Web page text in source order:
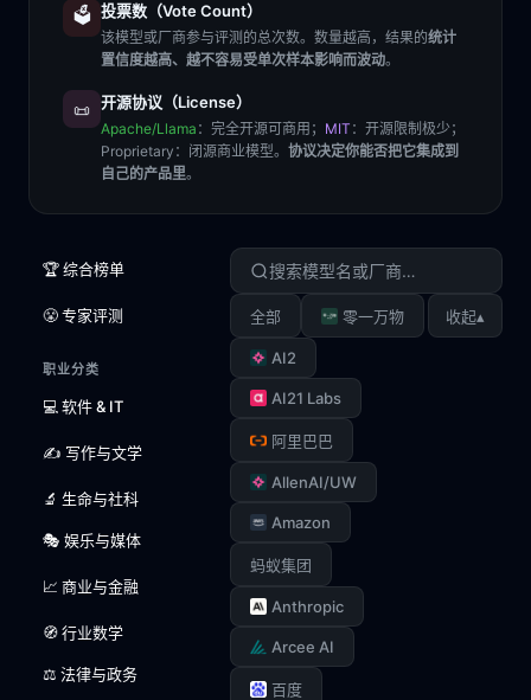
🗳️ 投票数（Vote Count）
该模型或厂商参与评测的总次数。数量越高，结果的统计
置信度越高、越不容易受单次样本影响而波动。
📜 开源协议（License）
Apache/Llama ：完全开源可商用； MIT ：开源限制极少；
Proprietary ：闭源商业模型。 协议决定你能否把它集成到
自己的产品里。
🏆 综合榜单
😤 专家评测
职业分类
💻 软件 & IT
✍️ 写作与文学
🔬 生命与社科
🎭 娱乐与媒体
📈 商业与金融
🧭 行业数学
⚖️ 法律与政务
全部 零一万物
AI2
AI21 Labs
阿里巴巴
AllenAI/UW
Amazon
蚂蚁集团
Anthropic
Arcee AI
百度
收起▴